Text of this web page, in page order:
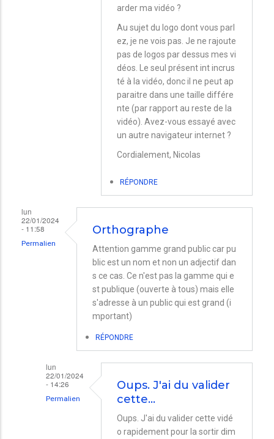
arder ma vidéo ?
Au sujet du logo dont vous parl
ez, je ne vois pas. Je ne rajoute
pas de logos par dessus mes vi
déos. Le seul présent int incrus
té à la vidéo, donc il ne peut ap
paraitre dans une taille différe
nte (par rapport au reste de la
vidéo). Avez-vous essayé avec
un autre navigateur internet ?
Cordialement, Nicolas
RÉPONDRE
lun
22/01/2024
- 11:58
Permalien
Orthographe
Attention gamme grand public car pu
blic est un nom et non un adjectif dan
s ce cas. Ce n'est pas la gamme qui e
st publique (ouverte à tous) mais elle
s'adresse à un public qui est grand (i
mportant)
RÉPONDRE
lun
22/01/2024
- 14:26
Permalien
Oups. J'ai du valider
cette…
Oups. J'ai du valider cette vidé
o rapidement pour la sortir dim